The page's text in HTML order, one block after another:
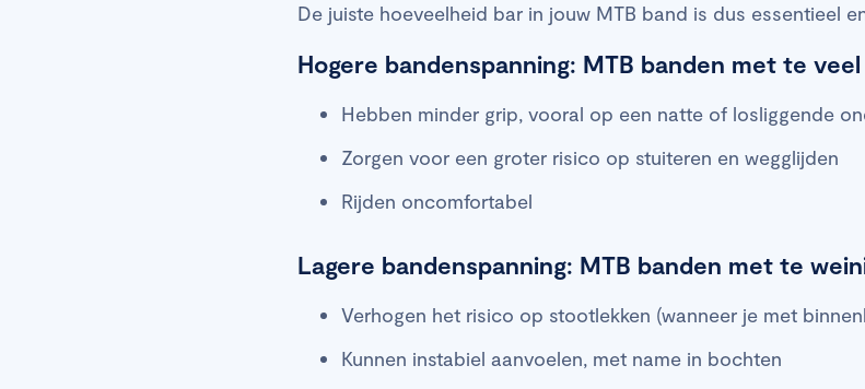
De juiste hoeveelheid bar in jouw MTB band is dus essentieel
Hogere bandenspanning: MTB banden met te
Hebben minder grip, vooral op een natte of losliggende
Zorgen voor een groter risico op stuiteren en wegglijden
Rijden oncomfortabel
Lagere bandenspanning: MTB banden met te
Verhogen het risico op stootlekken (wanneer je met
Kunnen instabiel aanvoelen, met name in bochten